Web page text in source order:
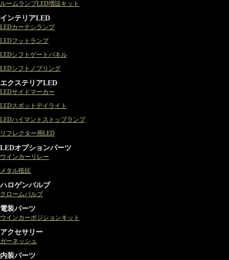
ルームランプLED増設キット
インテリアLED
LEDカーテシランプ
LEDフットランプ
LEDシフトゲートパネル
LEDシフトノブリング
エクステリアLED
LEDサイドマーカー
LEDスポットデイライト
LEDハイマントストップランプ
リフレクター用LED
LEDオプションパーツ
ウインカーリレー
メタル抵抗
ハロゲンバルブ
クロームバルブ
電装パーツ
ウインカーポジションキット
アクセサリー
ガーネッシュ
内装パーツ